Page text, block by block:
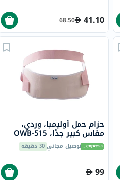
41.10
68.50
حزام حمل أوليمبا، وردي،
مقاس كبير جدًا، OWB-515
توصيل مجاني30 دقيقة
99